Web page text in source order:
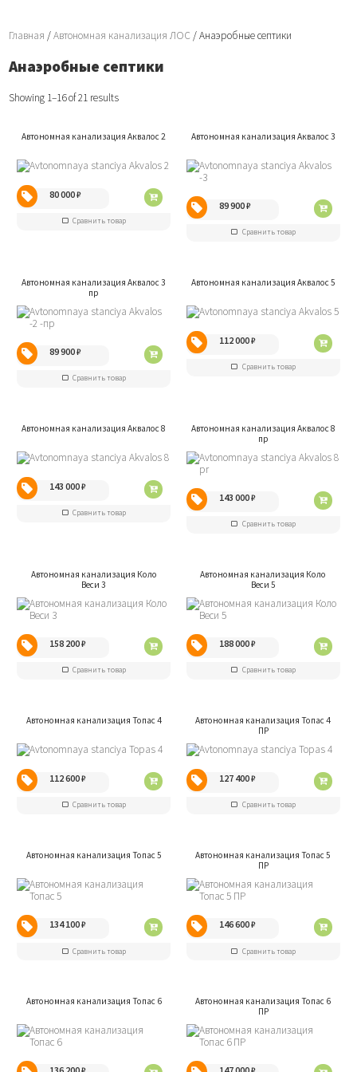
Главная /Автономная канализация ЛОС / Анаэробные септики
Анаэробные септики
Showing 1–16 of 21 results
Автономная канализация Аквалос 2
80 000₽
Сравнить товар
Автономная канализация Аквалос 3
89 900₽
Сравнить товар
Автономная канализация Аквалос 3
пр
89 900₽
Сравнить товар
Автономная канализация Аквалос 5
112 000₽
Сравнить товар
Автономная канализация Аквалос 8
143 000₽
Сравнить товар
Автономная канализация Аквалос 8
пр
143 000₽
Сравнить товар
Автономная канализация Коло
Веси 3
158 200₽
Сравнить товар
Автономная канализация Коло
Веси 5
188 000₽
Сравнить товар
Автономная канализация Топас 4
112 600₽
Сравнить товар
Автономная канализация Топас 4
ПР
127 400₽
Сравнить товар
Автономная канализация Топас 5
134 100₽
Сравнить товар
Автономная канализация Топас 5
ПР
146 600₽
Сравнить товар
Автономная канализация Топас 6
Автономная канализация Топас 6
ПР